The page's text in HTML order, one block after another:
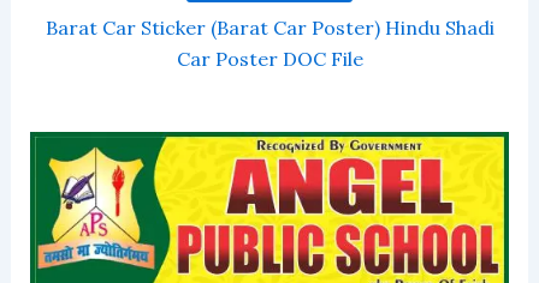
Barat Car Sticker (Barat Car Poster) Hindu Shadi
Car Poster DOC File